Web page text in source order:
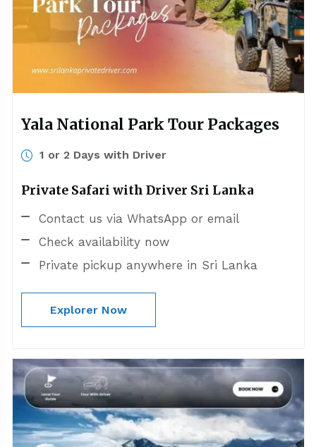
Yala National Park Tour Packages
1 or 2 Days with Driver
Private Safari with Driver Sri Lanka
Contact us via WhatsApp or email
Check availability now
Private pickup anywhere in Sri Lanka
Explorer Now